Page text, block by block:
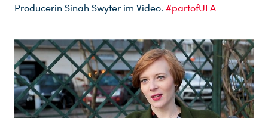
Producerin Sinah Swyter im Video. #partofUFA